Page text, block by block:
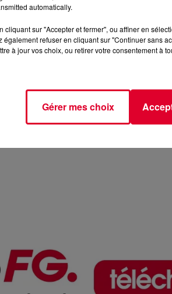
rave et tech-house
automatically.
cliquant sur "Accepter et fermer", ou affiner en
également refuser en cliquant sur "Continuer sans
à jour vos choix, ou retirer votre consentement à
Gérer mes choix